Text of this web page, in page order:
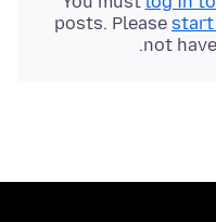
posts. Please start
not